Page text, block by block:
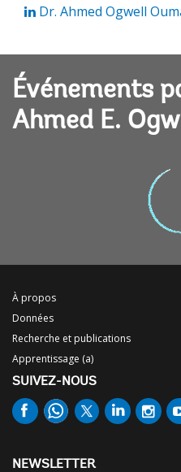
Dr. Ahmed Ogwell
Événements
Ahmed E.
À propos
Données
Recherche et publications
Apprentissage (a)
SUIVEZ-NOUS
NEWSLETTER